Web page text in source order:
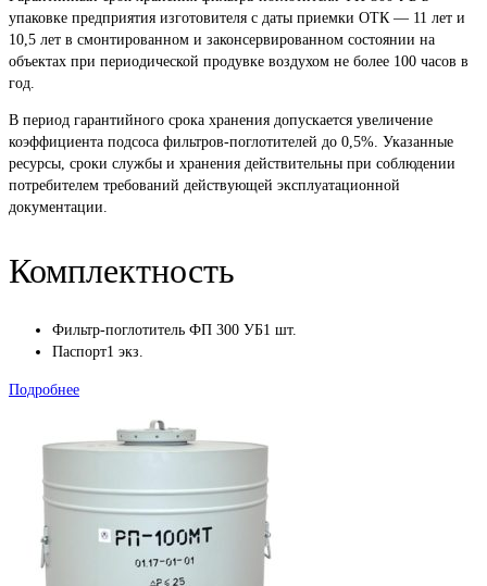
упаковке предприятия изготовителя с даты приемки ОТК — 11 лет и
10,5 лет в смонтированном и законсервированном состоянии на
объектах при периодической продувке воздухом не более 100 часов в
год.
В период гарантийного срока хранения допускается увеличение
коэффициента подсоса фильтров-поглотителей до 0,5%. Указанные
ресурсы, сроки службы и хранения действительны при соблюдении
потребителем требований действующей эксплуатационной
документации.
Комплектность
Фильтр-поглотитель ФП 300 УБ1 шт.
Паспорт1 экз.
Подробнее